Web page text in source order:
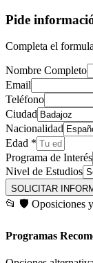
Pide
Completa el
Nombre Completo
Email
Teléfono
Ciudad
Nacionalidad
Edad *
Programa de Interés
Nivel de Estudios
SOLICITAR
📂 🛡️ Oposiciones
Programas